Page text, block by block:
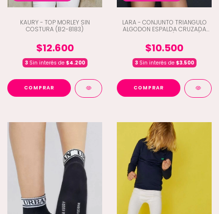
KAURY - TOP MORLEY SIN
COSTURA (B2-8183)
$12.600
3Sin interés de $4.200
COMPRAR
LARA - CONJUNTO TRIANGULO
ALGODON ESPALDA CRUZADA
$10.500
3Sin interés de $3.500
COMPRAR